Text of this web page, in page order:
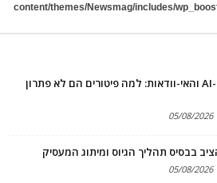
content/themes/Newsmag/includes/
שימור עובדים בעידן ה-AI והאי-וודאות: למה פיטורים הם לא פתרון
05/08/2026
05/08/2026